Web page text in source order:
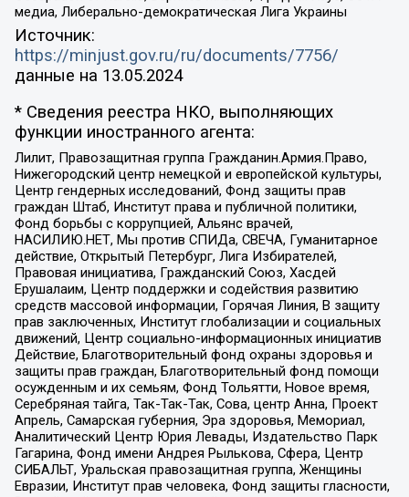
медиа, Либерально-демократическая Лига Украины
Источник:
https://minjust.gov.ru/ru/documents/7756/
данные на 13.05.2024
* Сведения реестра НКО, выполняющих
функции иностранного агента:
Лилит, Правозащитная группа Гражданин.Армия.Право,
Нижегородский центр немецкой и европейской культуры,
Центр гендерных исследований, Фонд защиты прав
граждан Штаб, Институт права и публичной политики,
Фонд борьбы с коррупцией, Альянс врачей,
НАСИЛИЮ.НЕТ, Мы против СПИДа, СВЕЧА, Гуманитарное
действие, Открытый Петербург, Лига Избирателей,
Правовая инициатива, Гражданский Союз, Хасдей
Ерушалаим, Центр поддержки и содействия развитию
средств массовой информации, Горячая Линия, В защиту
прав заключенных, Институт глобализации и социальных
движений, Центр социально-информационных инициатив
Действие, Благотворительный фонд охраны здоровья и
защиты прав граждан, Благотворительный фонд помощи
осужденным и их семьям, Фонд Тольятти, Новое время,
Серебряная тайга, Так-Так-Так, Сова, центр Анна, Проект
Апрель, Самарская губерния, Эра здоровья, Мемориал,
Аналитический Центр Юрия Левады, Издательство Парк
Гагарина, Фонд имени Андрея Рылькова, Сфера, Центр
СИБАЛЬТ, Уральская правозащитная группа, Женщины
Евразии, Институт прав человека, Фонд защиты гласности,